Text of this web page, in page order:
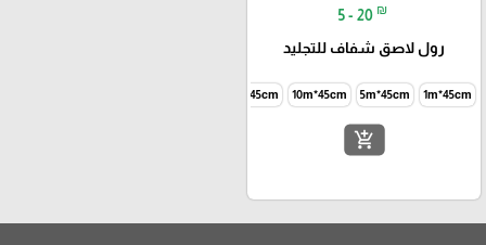
5 - 20 ₪
رول لاصق شفاف للتجليد
1m*45cm
5m*45cm
10m*45cm
15m*45cm
add_shopping_cart